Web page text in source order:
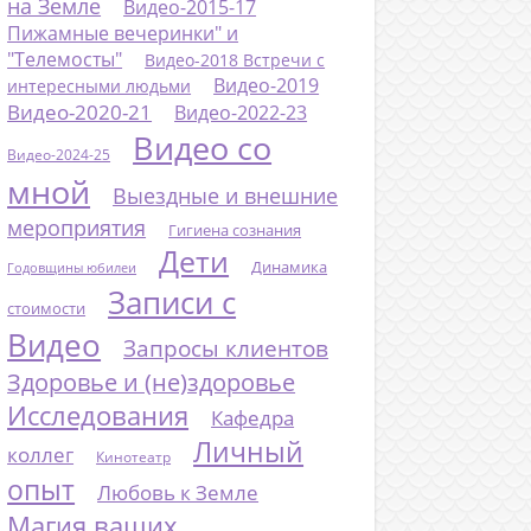
Видео-2015-17
Пижамные вечеринки" и
"Телемосты"
Видео-2018 Встречи с
интересными людьми
Видео-2019
Видео-2020-21 Видео-2022-23
Видео-2024-25
Видео со
мной
Выездные и внешние
мероприятия
Гигиена сознания
Годовщины юбилеи Дети
Динамика
стоимости
Записи с
Видео
Запросы клиентов
Здоровье и (не)здоровье
Исследования
Кафедра
коллег
Кинотеатр
Личный
опыт
Любовь к Земле